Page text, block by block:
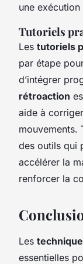
une
Tutoriels
Les tutoriels
par étape
d’intégrer
rétroaction
aide à
mouvements.
des outils qui
accélérer la
renforcer la
Les
essentielles